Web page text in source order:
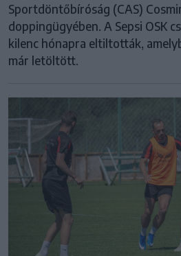
Sportdöntőbíróság (CAS)
doppingügyében. A Sepsi OSK
kilenc hónapra eltiltották,
már letöltött.